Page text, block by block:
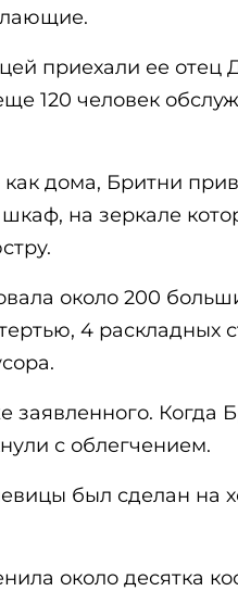
приехали ее отец
120 человек
дома, Бритни
на зеркале
около 200
4 раскладных
заявленного. Когда
с облегчением.
был сделан на
около десятка